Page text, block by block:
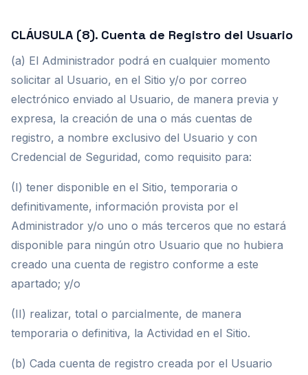
CLÁUSULA (8). Cuenta de Registro del Usuario
(a) El Administrador podrá en cualquier momento
solicitar al Usuario, en el Sitio y/o por correo
electrónico enviado al Usuario, de manera previa y
expresa, la creación de una o más cuentas de
registro, a nombre exclusivo del Usuario y con
Credencial de Seguridad, como requisito para:
(I) tener disponible en el Sitio, temporaria o
definitivamente, información provista por el
Administrador y/o uno o más terceros que no estará
disponible para ningún otro Usuario que no hubiera
creado una cuenta de registro conforme a este
apartado; y/o
(II) realizar, total o parcialmente, de manera
temporaria o definitiva, la Actividad en el Sitio.
(b) Cada cuenta de registro creada por el Usuario